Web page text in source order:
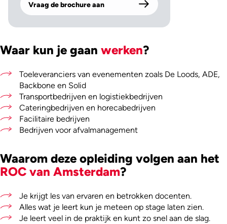
Vraag de brochure aan
Waar kun je gaan werken?
Toeleveranciers van evenementen zoals De Loods, ADE,
Backbone en Solid
Transportbedrijven en logistiekbedrijven
Cateringbedrijven en horecabedrijven
Facilitaire bedrijven
Bedrijven voor afvalmanagement
Waarom deze opleiding volgen aan het
ROC van Amsterdam?
Je krijgt les van ervaren en betrokken docenten.
Alles wat je leert kun je meteen op stage laten zien.
Je leert veel in de praktijk en kunt zo snel aan de slag.